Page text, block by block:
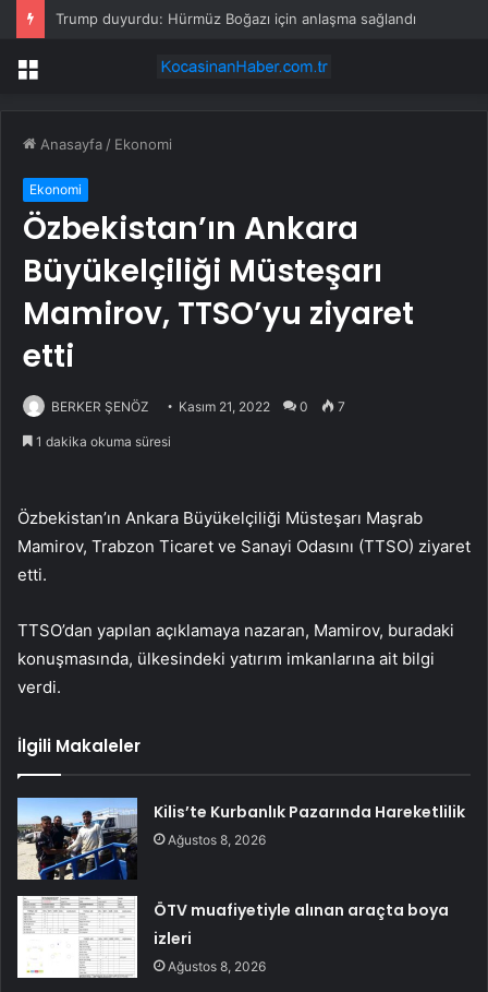
Trump duyurdu: Hürmüz Boğazı için anlaşma sağlandı
Menü
Anasayfa / Ekonomi
Ekonomi
Özbekistan’ın Ankara
Büyükelçiliği Müsteşarı
Mamirov, TTSO’yu ziyaret
etti
BERKER ŞENÖZ Kasım 21, 2022 0 7
1 dakika okuma süresi
Özbekistan’ın Ankara Büyükelçiliği Müsteşarı Maşrab
Mamirov, Trabzon Ticaret ve Sanayi Odasını (TTSO) ziyaret
etti.
TTSO’dan yapılan açıklamaya nazaran, Mamirov, buradaki
konuşmasında, ülkesindeki yatırım imkanlarına ait bilgi
verdi.
İlgili Makaleler
Kilis’te Kurbanlık Pazarında Hareketlilik
Ağustos 8, 2026
ÖTV muafiyetiyle alınan araçta boya
izleri
Ağustos 8, 2026